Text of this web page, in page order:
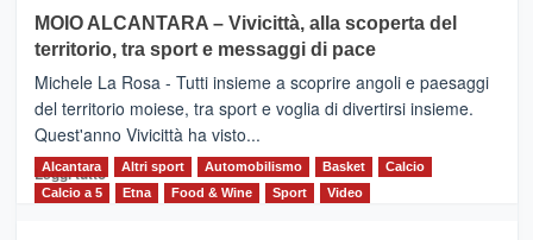
Torna
la
Supermaratona
dell’Etna
MOIO ALCANTARA – Vivicittà, alla scoperta del
territorio, tra sport e messaggi di pace
Michele La Rosa - Tutti insieme a scoprire angoli e paesaggi
del territorio moiese, tra sport e voglia di divertirsi insieme.
Quest'anno Vivicittà ha visto...
Leggi tutto Leggi
Alcantara Altri sport Automobilismo Basket
Calcio
Calcio a 5
Etna Food & Wine Sport Video